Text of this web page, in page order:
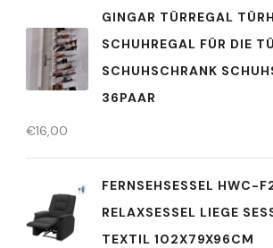
GINGAR TÜRREGAL
SCHUHREGAL FÜR DIE
SCHUHSCHRANK
36PAAR
€16,00
FERNSEHSESSEL HWC-
RELAXSESSEL LIEGE
TEXTIL 102X79X96CM